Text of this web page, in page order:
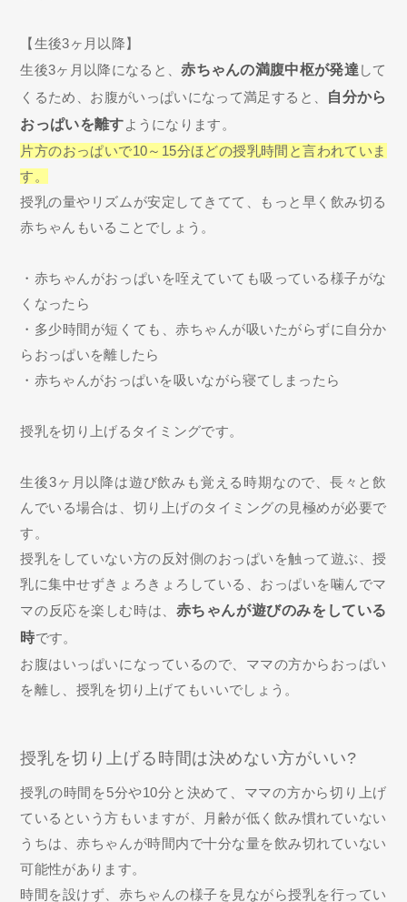
【生後3ヶ月以降】
生後3ヶ月以降になると、赤ちゃんの満腹中枢が発達 して
くるため、お腹がいっぱいになって満足すると、
自分から
おっぱいを離すようになります。
片方のおっぱいで10～15分ほどの授乳時間と言われていま
す。
授乳の量やリズムが安定してきてて、もっと早く飲み切る
赤ちゃんもいることでしょう。
・赤ちゃんがおっぱいを咥えていても吸っている様子がな
くなったら
・多少時間が短くても、赤ちゃんが吸いたがらずに自分か
らおっぱいを離したら
・赤ちゃんがおっぱいを吸いながら寝てしまったら
授乳を切り上げるタイミングです。
生後3ヶ月以降は遊び飲みも覚える時期なので、長々と飲
んでいる場合は、切り上げのタイミングの見極めが必要で
す。
授乳をしていない方の反対側のおっぱいを触って遊ぶ、授
乳に集中せずきょろきょろしている、おっぱいを噛んでマ
マの反応を楽しむ時は、 赤ちゃんが遊びのみをしている
時です。
お腹はいっぱいになっているので、ママの方からおっぱい
を離し、授乳を切り上げてもいいでしょう。
授乳を切り上げる時間は決めない方がいい?
授乳の時間を5分や10分と決めて、ママの方から切り上げ
ているという方もいますが、月齢が低く飲み慣れていない
うちは、赤ちゃんが時間内で十分な量を飲み切れていない
可能性があります。
時間を設けず、赤ちゃんの様子を見ながら授乳を行ってい